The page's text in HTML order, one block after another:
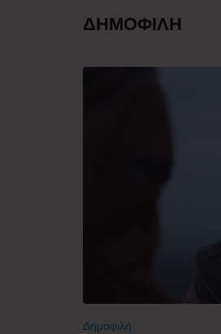
ΔΗΜΟΦΙΛΗ
Δημοφιλή